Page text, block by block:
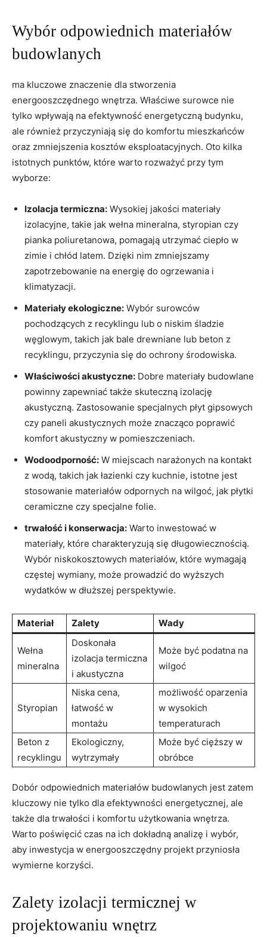
Wybór‌ odpowiednich materiałów
budowlanych
ma kluczowe znaczenie dla stworzenia
‍energooszczędnego wnętrza. Właściwe surowce nie
tylko wpływają na efektywność energetyczną budynku,
ale ‌również przyczyniają się⁤ do komfortu​ mieszkańców
oraz zmniejszenia kosztów eksploatacyjnych. Oto kilka
istotnych punktów, które warto rozważyć przy tym
wyborze:
Izolacja termiczna: Wysokiej jakości materiały⁣
izolacyjne,‌ takie jak⁢ wełna mineralna, styropian ​czy
pianka poliuretanowa, pomagają utrzymać ciepło w
zimie i chłód latem. Dzięki nim zmniejszamy‌
zapotrzebowanie na energię do ogrzewania i
klimatyzacji.
Materiały ekologiczne: Wybór surowców
pochodzących z recyklingu‌ lub o niskim śladzie
węglowym, takich jak bale drewniane lub beton z
recyklingu, przyczynia się do ochrony środowiska.
Właściwości akustyczne: Dobre materiały budowlane
powinny zapewniać‌ także skuteczną​ izolację
akustyczną. Zastosowanie specjalnych płyt gipsowych
czy ⁢paneli akustycznych może znacząco poprawić
komfort akustyczny w pomieszczeniach.
Wodoodporność: W miejscach narażonych na kontakt
⁤z wodą, takich jak łazienki czy kuchnie, istotne jest
stosowanie materiałów odpornych na wilgoć, jak płytki
ceramiczne czy specjalne folie.
trwałość i konserwacja: Warto inwestować w
materiały, które charakteryzują się długowiecznością.
Wybór niskokosztowych materiałów, które wymagają
częstej wymiany, może ​prowadzić do wyższych
wydatków w dłuższej perspektywie.
Materiał Zalety Wady
Wełna
mineralna
Doskonała
izolacja termiczna
i akustyczna
Może być podatna na⁢
wilgoć
Styropian
Niska‌ cena,‌
łatwość w‌
montażu
możliwość⁢ oparzenia
w wysokich
temperaturach
Beton z
recyklingu
Ekologiczny, ​
wytrzymały
Może być cięższy w
obróbce
Dobór odpowiednich materiałów budowlanych‍ jest zatem
kluczowy nie tylko dla efektywności energetycznej, ale
także dla trwałości i komfortu użytkowania wnętrza.
Warto poświęcić czas na ich dokładną analizę i wybór,
aby inwestycja w energooszczędny projekt przyniosła
wymierne korzyści.
Zalety izolacji termicznej w
projektowaniu wnętrz